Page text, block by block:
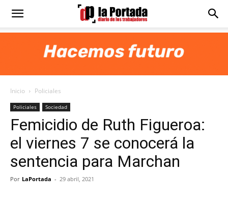
Diario
Portada
Inicio Policiales
Policiales Sociedad
Femicidio de Ruth Figueroa:
el viernes 7 se conocerá la
sentencia para Marchan
Por LaPortada - 29 abril, 2021